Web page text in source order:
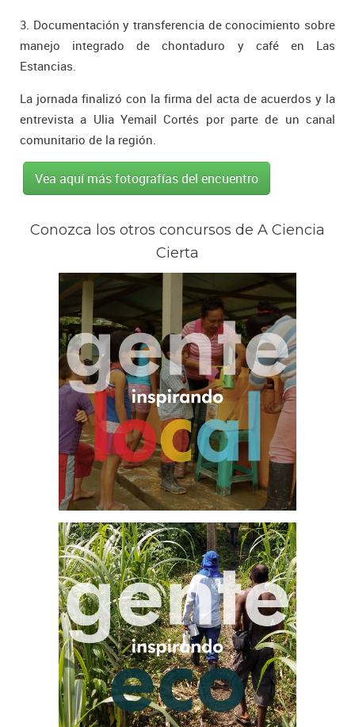
3. Documentación y transferencia de conocimiento sobre
manejo integrado de chontaduro y café en Las
Estancias.
La jornada finalizó con la firma del acta de acuerdos y la
entrevista a Ulia Yemail Cortés por parte de un canal
comunitario de la región.
Vea aquí más fotografías del encuentro
Conozca los otros concursos de A Ciencia
Cierta